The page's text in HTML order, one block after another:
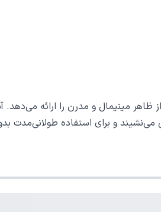
مینیمال و مدرن را ارائه
می‌نشیند و برای استفاده
نرم و سازگار با پوست باشد. کتان
متوسط این بافت نیز آن را به